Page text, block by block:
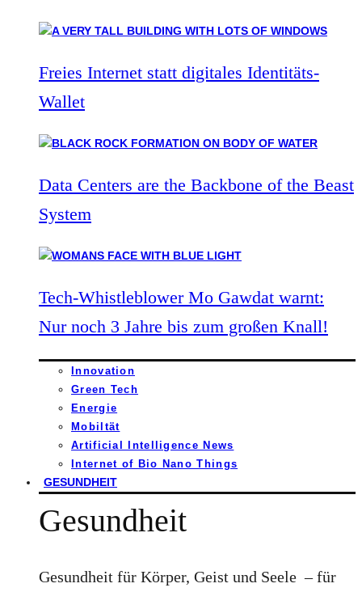
Freies Internet statt digitales Identitäts-
Wallet
Data Centers are the Backbone of the Beast
System
Tech-Whistleblower Mo Gawdat warnt:
Nur noch 3 Jahre bis zum großen Knall!
Innovation
Green Tech
Energie
Mobiltät
Artificial Intelligence News
Internet of Bio Nano Things
GESUNDHEIT
Gesundheit
Gesundheit für Körper, Geist und Seele – für